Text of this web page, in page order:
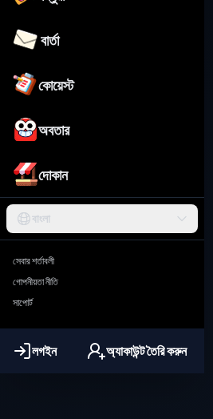
বার্তা
কোয়েস্ট
অবতার
দোকান
বাংলা
সেবার শর্তাবলী
গোপনীয়তা নীতি
সাপোর্ট
লগইন অ্যাকাউন্ট তৈরি করুন